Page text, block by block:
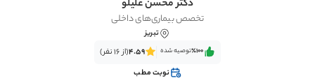
دکتر محسن علیلو
تخصص بیماری‌های داخلی
تبریز
٪100‌‌‌توصیه شده 4.59(از 16 نفر)
نوبت مطب